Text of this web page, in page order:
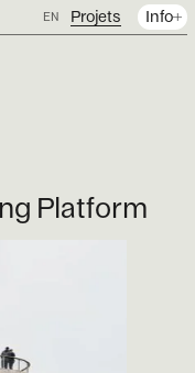
EN Projets Info
Platform